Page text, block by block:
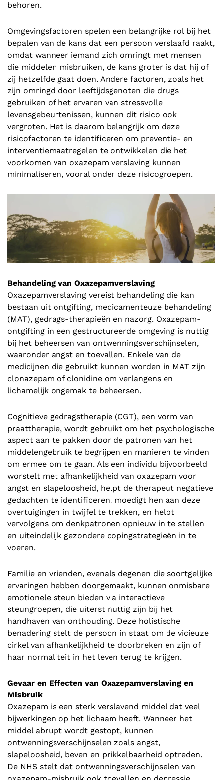
behoren.
Omgevingsfactoren spelen een belangrijke rol bij het
bepalen van de kans dat een persoon verslaafd raakt,
omdat wanneer iemand zich omringt met mensen
die middelen misbruiken, de kans groter is dat hij of
zij hetzelfde gaat doen. Andere factoren, zoals het
zijn omringd door leeftijdsgenoten die drugs
gebruiken of het ervaren van stressvolle
levensgebeurtenissen, kunnen dit risico ook
vergroten. Het is daarom belangrijk om deze
risicofactoren te identificeren om preventie- en
interventiemaatregelen te ontwikkelen die het
voorkomen van oxazepam verslaving kunnen
minimaliseren, vooral onder deze risicogroepen.
Behandeling van Oxazepamverslaving
Oxazepamverslaving vereist behandeling die kan
bestaan uit ontgifting, medicamenteuze behandeling
(MAT), gedrags-therapieën en nazorg. Oxazepam-
ontgifting in een gestructureerde omgeving is nuttig
bij het beheersen van ontwenningsverschijnselen,
waaronder angst en toevallen. Enkele van de
medicijnen die gebruikt kunnen worden in MAT zijn
clonazepam of clonidine om verlangens en
lichamelijk ongemak te beheersen.
Cognitieve gedragstherapie (CGT), een vorm van
praattherapie, wordt gebruikt om het psychologische
aspect aan te pakken door de patronen van het
middelengebruik te begrijpen en manieren te vinden
om ermee om te gaan. Als een individu bijvoorbeeld
worstelt met afhankelijkheid van oxazepam voor
angst en slapeloosheid, helpt de therapeut negatieve
gedachten te identificeren, moedigt hen aan deze
overtuigingen in twijfel te trekken, en helpt
vervolgens om denkpatronen opnieuw in te stellen
en uiteindelijk gezondere copingstrategieën in te
voeren.
Familie en vrienden, evenals degenen die soortgelijke
ervaringen hebben doorgemaakt, kunnen onmisbare
emotionele steun bieden via interactieve
steungroepen, die uiterst nuttig zijn bij het
handhaven van onthouding. Deze holistische
benadering stelt de persoon in staat om de vicieuze
cirkel van afhankelijkheid te doorbreken en zijn of
haar normaliteit in het leven terug te krijgen.
Gevaar en Effecten van Oxazepamverslaving en
Misbruik
Oxazepam is een sterk verslavend middel dat veel
bijwerkingen op het lichaam heeft. Wanneer het
middel abrupt wordt gestopt, kunnen
ontwenningsverschijnselen zoals angst,
slapeloosheid, beven en prikkelbaarheid optreden.
De NHS stelt dat ontwenningsverschijnselen van